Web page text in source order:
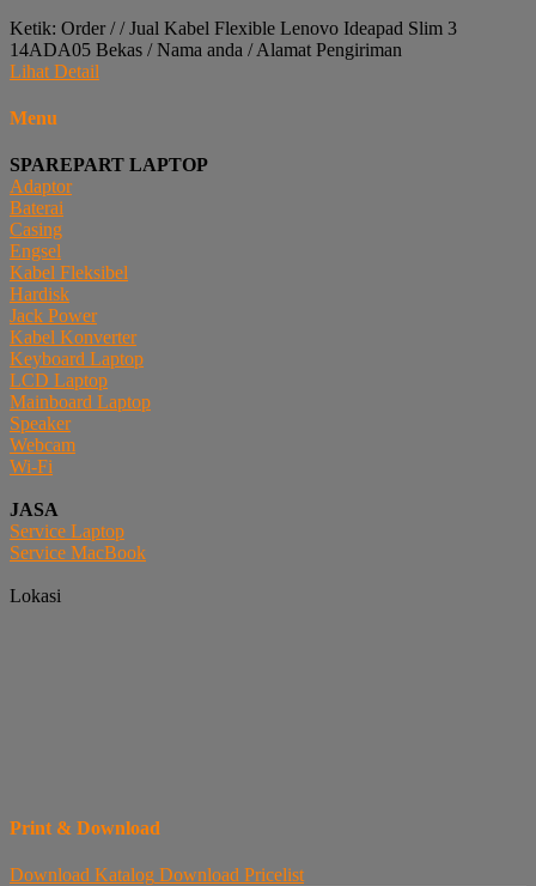
Ketik: Order / / Jual Kabel Flexible Lenovo Ideapad Slim 3
14ADA05 Bekas / Nama anda / Alamat Pengiriman
Lihat Detail
Menu
SPAREPART LAPTOP
Adaptor
Baterai
Casing
Engsel
Kabel Fleksibel
Hardisk
Jack Power
Kabel Konverter
Keyboard Laptop
LCD Laptop
Mainboard Laptop
Speaker
Webcam
Wi-Fi
JASA
Service Laptop
Service MacBook
Lokasi
Print & Download
Download Katalog Download Pricelist